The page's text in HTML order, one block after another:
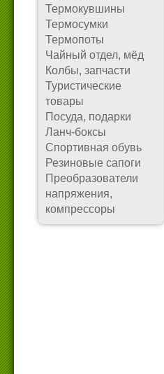
Термокувшины
Термосумки
Термопоты
Чайный отдел, мёд
Колбы, запчасти
Туристические
товары
Посуда, подарки
Ланч-боксы
Спортивная обувь
Резиновые сапоги
Преобразователи
напряжения,
компрессоры